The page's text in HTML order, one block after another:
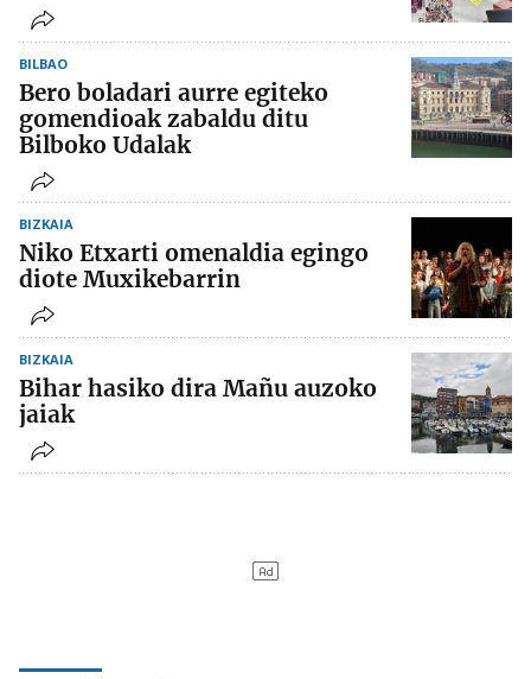
BILBAO
Bero boladari aurre egiteko
gomendioak zabaldu ditu
Bilboko Udalak
BIZKAIA
Niko Etxarti omenaldia egingo
diote Muxikebarrin
BIZKAIA
Bihar hasiko dira Mañu auzoko
jaiak